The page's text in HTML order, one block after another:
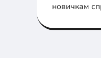
новичкам